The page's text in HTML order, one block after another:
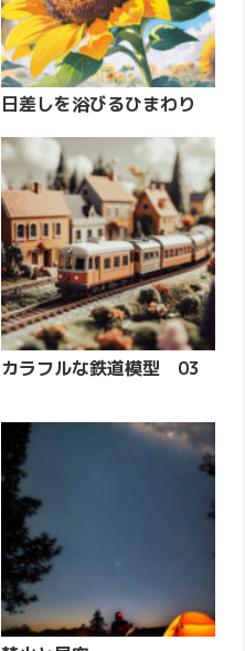
日差しを浴びるひまわり
カラフルな鉄道模型 03